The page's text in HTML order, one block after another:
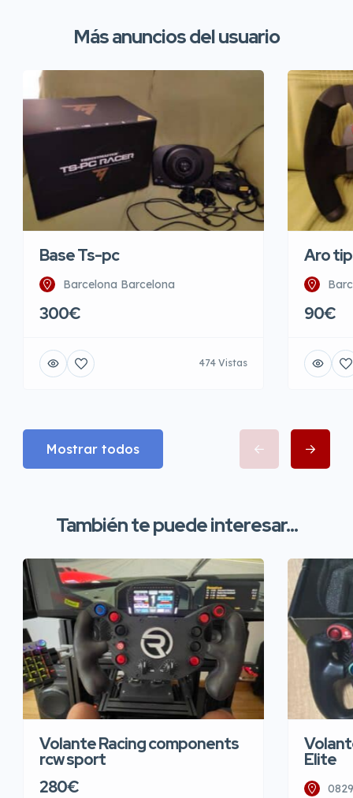
Más anuncios del usuario
Base Ts-pc
Barcelona Barcelona
300€
474 Vistas
Aro
90€
Mostrar todos
También te puede interesar...
Volante Racing components
rcw sport
280€
Elite